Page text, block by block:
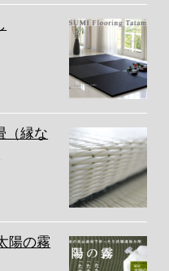
（縁な
陽の霧